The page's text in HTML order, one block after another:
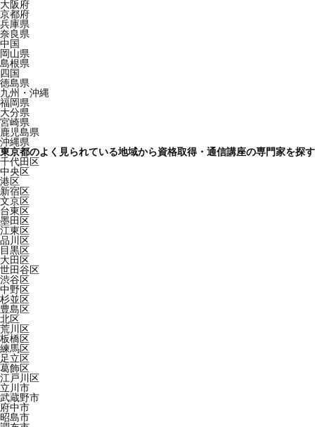
大阪府
京都府
兵庫県
奈良県
中国
岡山県
島根県
四国
徳島県
九州・沖縄
福岡県
大分県
宮崎県
鹿児島県
沖縄県
東京都のよく見られている地域から資格取得・通信講座の専門家を探す
千代田区
中央区
港区
新宿区
文京区
台東区
墨田区
江東区
品川区
目黒区
大田区
世田谷区
渋谷区
中野区
杉並区
豊島区
北区
荒川区
板橋区
練馬区
足立区
葛飾区
江戸川区
立川市
武蔵野市
府中市
昭島市